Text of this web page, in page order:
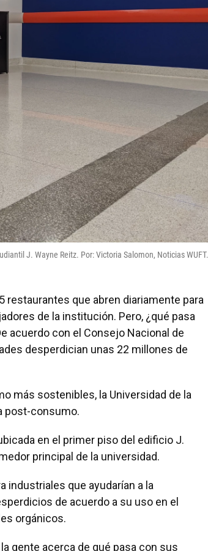
J. Wayne Reitz. Por: Victoria Salomon, Noticias WUFT.
restaurantes que abren diariamente para
de la institución. Pero, ¿qué pasa
acuerdo con el Consejo Nacional de
desperdician unas 22 millones de
más sostenibles, la Universidad de la
post-consumo.
en el primer piso del edificio J.
principal de la universidad.
industriales que ayudarían a la
de acuerdo a su uso en el
orgánicos.
gente acerca de qué pasa con sus